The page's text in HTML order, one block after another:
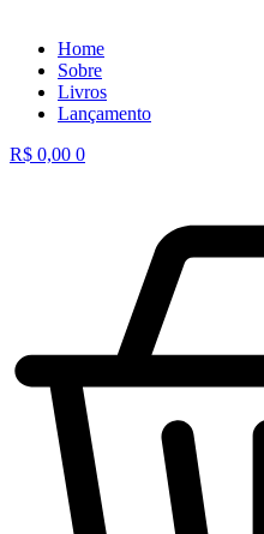
Home
Sobre
Livros
Lançamento
R$ 0,00 0